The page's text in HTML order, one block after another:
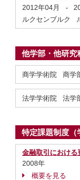
2012年04月
-
ルクセンブルク
他学部・他研究
商学学術院 商学
法学学術院 法学
特定課題制度（
金融取引における
2008年
概要を見る